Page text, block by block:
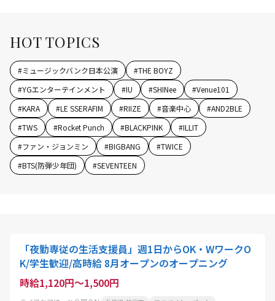
HOT TOPICS
#ミュージックバンク日本公演 #THE BOYZ
#YGエンターテインメント #IU #SHINee #Venue101
#KARA #LE SSERAFIM #RIIZE #音楽中心 #AND2BLE
#TWS #Rocket Punch #BLACKPINK #ILLIT
#ファン・ジョンミン #BIGBANG #TWICE
#BTS(防弾少年団) #SEVENTEEN
「夜勤専従の生活支援員」週1日からOK・WワークO
K/学生歓迎/高時給 8月オープンのオープニング
時給1,120円～1,500円